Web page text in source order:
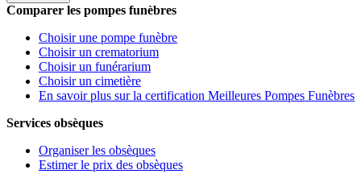
Comparer les pompes funèbres
Choisir une pompe funèbre
Choisir un crematorium
Choisir un funérarium
Choisir un cimetière
En savoir plus sur la certification Meilleures Pompes Funèbres
Services obsèques
Organiser les obsèques
Estimer le prix des obsèques